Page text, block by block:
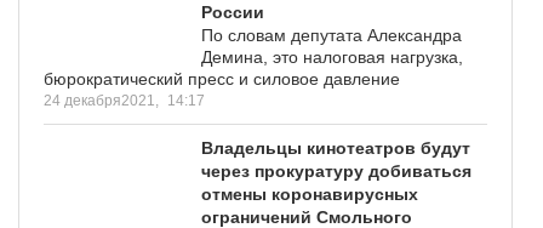
России
По словам депутата Александра
Демина, это налоговая нагрузка,
бюрократический пресс и силовое давление
24 декабря2021, 14:17
Владельцы кинотеатров будут
через прокуратуру добиваться
отмены коронавирусных
ограничений Смольного